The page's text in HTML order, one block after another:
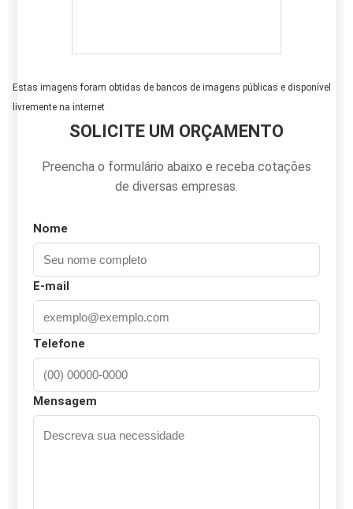
Estas imagens foram obtidas de bancos de imagens públicas e disponível
livremente na internet
SOLICITE UM ORÇAMENTO
Preencha o formulário abaixo e receba cotações
de diversas empresas.
Nome
E-mail
Telefone
Mensagem